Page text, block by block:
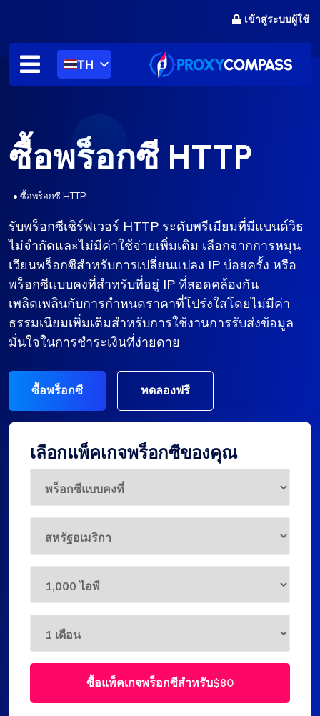
เนื้อหา
เข้าสู่ระบบผู้ใช้
TH
ซื้อพร็อกซี HTTP
• ซื้อพร็อกซี HTTP
รับพร็อกซีเซิร์ฟเวอร์ HTTP ระดับพรีเมียมที่มีแบนด์วิธ
ไม่จำกัดและไม่มีค่าใช้จ่ายเพิ่มเติม เลือกจากการหมุน
เวียนพร็อกซีสำหรับการเปลี่ยนแปลง IP บ่อยครั้ง หรือ
พร็อกซีแบบคงที่สำหรับที่อยู่ IP ที่สอดคล้องกัน
เพลิดเพลินกับการกำหนดราคาที่โปร่งใสโดยไม่มีค่า
ธรรมเนียมเพิ่มเติมสำหรับการใช้งานการรับส่งข้อมูล
มั่นใจในการชำระเงินที่ง่ายดาย
ซื้อพร็อกซี ทดลองฟรี
เลือกแพ็คเกจพร็อกซีของคุณ
ซื้อแพ็คเกจพร็อกซีสำหรับ$80